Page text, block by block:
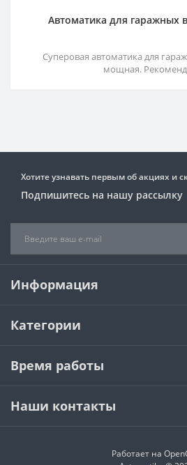
Автоматика для гаражных
Суперовая автоматика для
мощная.
Хотите узнавать первым об акциях и
Подпишитесь на нашу рассылку
Информация
Категории
Время работы
Наши контакты
Работает на